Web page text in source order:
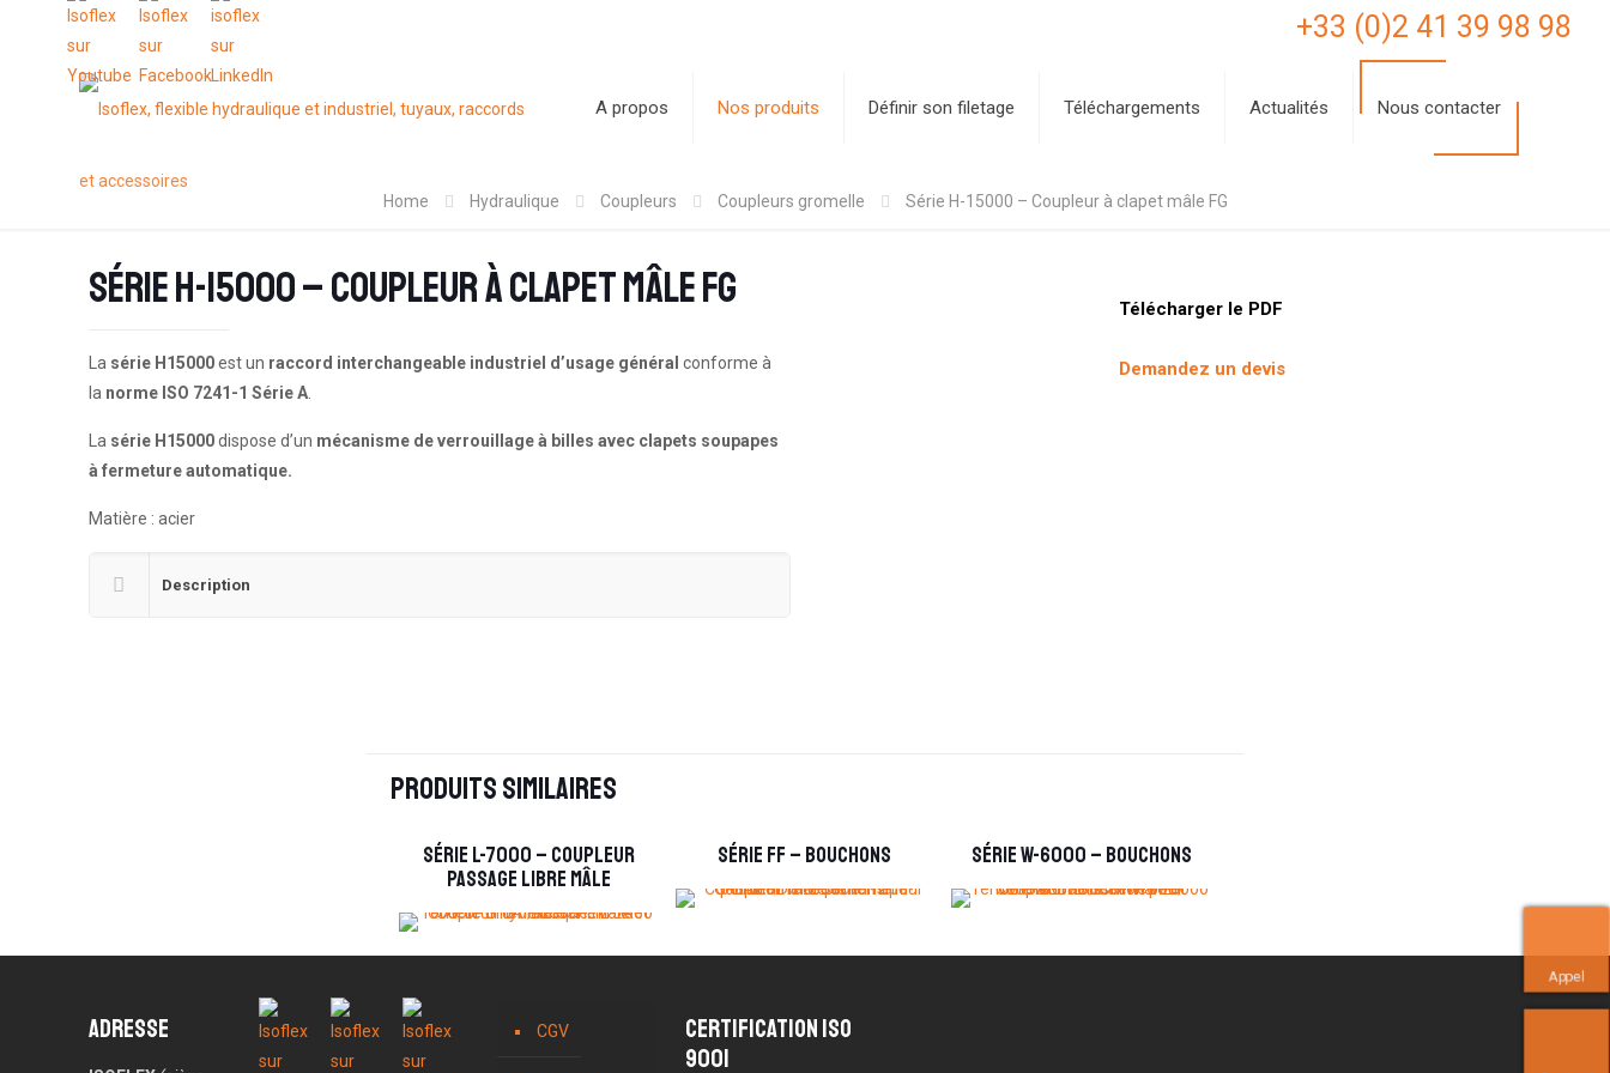
+33 (0)2 41 39 98 98
A propos Nos produits Définir son filetage Téléchargements Actualités Nous contacter
Home Hydraulique Coupleurs Coupleurs gromelle Série H-15000 – Coupleur à clapet mâle FG
Télécharger le PDF
Demandez un devis
Série H-15000 – Coupleur à clapet mâle FG
La série H15000est un raccord interchangeable industriel d’usage général conforme à
la norme ISO 7241-1 Série A
La série H15000dispose d’un mécanisme de verrouillage à billes avec clapets soupapes
à fermeture automatique.
Matière : acier
Description
Produits similaires
Série L-7000 – Coupleur
Passage Libre mâle
Série FF – Bouchons Série W-6000 – Bouchons
Adresse CGV
Certification ISO
9001
Appel